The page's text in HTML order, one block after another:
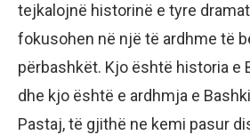
tejkalojnë historinë e tyre
fokusohen në një të ardhme të
përbashkët. Kjo është historia e
dhe kjo është e ardhmja e
Pastaj, të gjithë ne kemi pasur